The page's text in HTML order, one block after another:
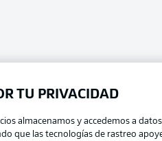
TU PRIVACIDAD
almacenamos y accedemos a
que las tecnologías de rastreo